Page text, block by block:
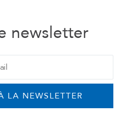
newsletter
LA NEWSLETTER